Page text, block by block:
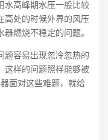
水高峰期水压一般比较
高处的时候外界的风压
燃烧不稳定的问题。
题容易出现忽冷忽热的
这样的问题照样能够被
面对这些难题，就给